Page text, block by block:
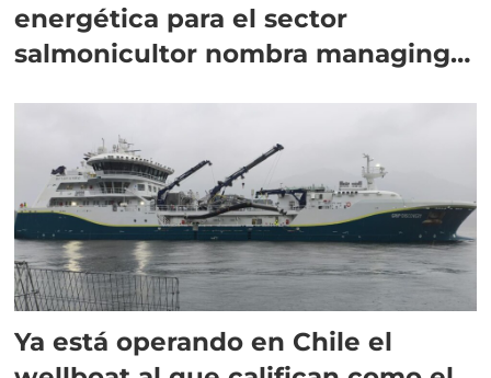
energética para el sector
salmonicultor nombra managing
Ya está operando en Chile el